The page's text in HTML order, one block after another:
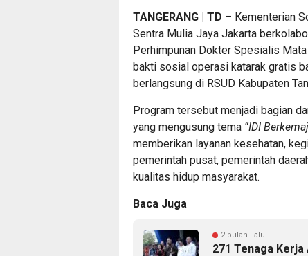
TANGERANG | TD – Kementerian
Sentra Mulia Jaya Jakarta
Perhimpunan Dokter Spesialis
bakti sosial operasi katarak gratis
berlangsung di RSUD Kabupaten
Program tersebut menjadi bagian
yang mengusung tema “IDI
memberikan layanan kesehatan,
pemerintah pusat, pemerintah
kualitas hidup masyarakat.
Baca Juga
2 bulan lalu
271 Tenaga